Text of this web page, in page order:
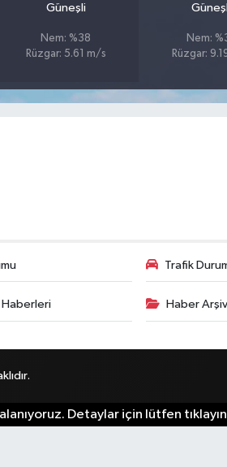
Güneşli
Nem: %38
Rüzgar: 5.61 m/s
Nem:
Rüzgar:
Trafik
Haberleri Haber
Detaylar için lütfen